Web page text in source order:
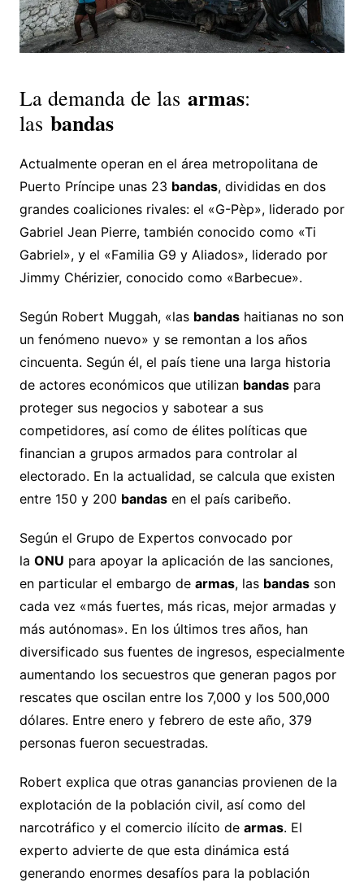
La demanda de las armas:
las bandas
Actualmente operan en el área metropolitana de
Puerto Príncipe unas 23 bandas, divididas en dos
grandes coaliciones rivales: el «G-Pèp», liderado por
Gabriel Jean Pierre, también conocido como «Ti
Gabriel», y el «Familia G9 y Aliados», liderado por
Jimmy Chérizier, conocido como «Barbecue».
Según Robert Muggah, «las bandashaitianas no son
un fenómeno nuevo» y se remontan a los años
cincuenta. Según él, el país tiene una larga historia
de actores económicos que utilizan bandaspara
proteger sus negocios y sabotear a sus
competidores, así como de élites políticas que
financian a grupos armados para controlar al
electorado. En la actualidad, se calcula que existen
entre 150 y 200 bandasen el país caribeño.
Según el Grupo de Expertos convocado por
la ONU para apoyar la aplicación de las sanciones,
en particular el embargo de armas, las bandasson
cada vez «más fuertes, más ricas, mejor armadas y
más autónomas». En los últimos tres años, han
diversificado sus fuentes de ingresos, especialmente
aumentando los secuestros que generan pagos por
rescates que oscilan entre los 7,000 y los 500,000
dólares. Entre enero y febrero de este año, 379
personas fueron secuestradas.
Robert explica que otras ganancias provienen de la
explotación de la población civil, así como del
narcotráfico y el comercio ilícito de armas. El
experto advierte de que esta dinámica está
generando enormes desafíos para la población